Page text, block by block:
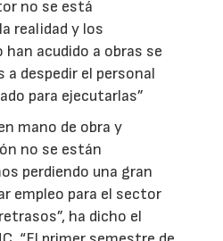
no se está
realidad y los
han acudido a obras se
despedir el personal
para ejecutarlas”
mano de obra y
no se están
perdiendo una gran
empleo para el sector
ha dicho el